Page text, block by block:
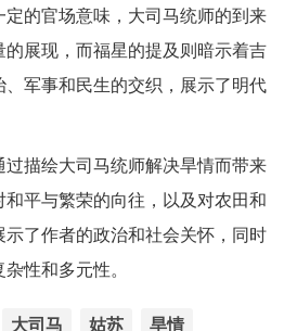
的官场意味，大司马统师的到来
展现，而福星的提及则暗示着吉
军事和民生的交织，展示了明代
描绘大司马统师解决旱情而带来
平与繁荣的向往，以及对农田和
了作者的政治和社会关怀，同时
性和多元性。
大司马 姑苏 旱情